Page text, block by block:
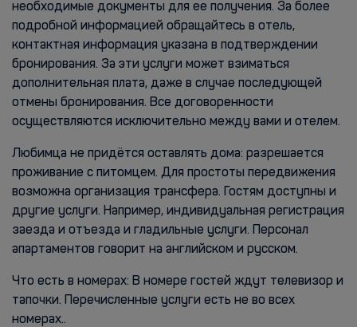
необходимые документы для ее получения. За более
подробной информацией обращайтесь в отель,
контактная информация указана в подтверждении
бронирования. За эти услуги может взиматься
дополнительная плата, даже в случае последующей
отмены бронирования. Все договоренности
осуществляются исключительно между вами и отелем.
Любимца не придётся оставлять дома: разрешается
проживание с питомцем. Для простоты передвижения
возможна организация трансфера. Гостям доступны и
другие услуги. Например, индивидуальная регистрация
заезда и отъезда и гладильные услуги. Персонал
апартаментов говорит на английском и русском.
Что есть в номерах: В номере гостей ждут телевизор и
тапочки. Перечисленные услуги есть не во всех
номерах..